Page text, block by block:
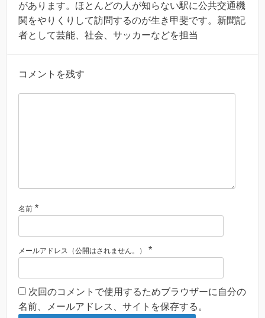
があります。ほとんどの人が知らない駅に公共交通機
関をやりくりして訪問するのが生き甲斐です。新聞記
者として芸能、社会、サッカーなどを担当
コメントを残す
名前 *
メールアドレス（公開はされません。） *
次回のコメントで使用するためブラウザーに自分の
名前、メールアドレス、サイトを保存する。